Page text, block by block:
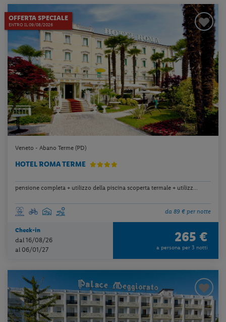
OFFERTA SPECIALE
ENTRO IL 09/08/2026
Veneto - Abano Terme (PD)
HOTEL ROMA TERME
pensione completa + utilizzo della piscina scoperta termale + utilizz...
da 89 € per notte
Check-in
dal 16/08/26
al 06/01/27
265 €
a persona per 3 notti